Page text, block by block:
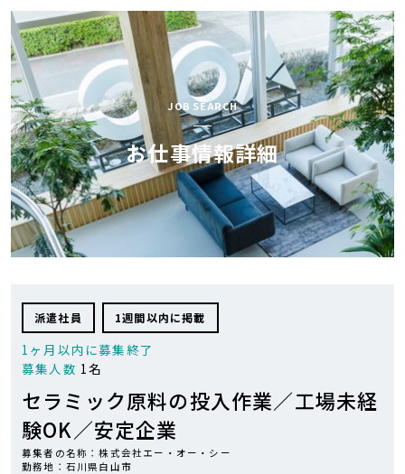
お仕事検索
AOCが
選ばれる理由
お仕事開始の流れ
スペシャル
コンテンツ
AOC BLOG 会社紹介
0
カンタンWEB応募
JOB SEARCH
お仕事情報詳細
派遣社員 1週間以内に掲載
1ヶ月以内に募集終了
募集人数 1名
セラミック原料の投入作業／工場未経
験OK／安定企業
募集者の名称：株式会社エー・オー・シー
勤務地：石川県白山市